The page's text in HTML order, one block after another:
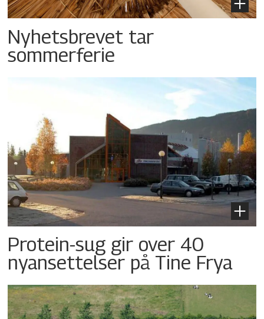
Nyhetsbrevet tar
sommerferie
Protein-sug gir over 40
nyansettelser på Tine Frya